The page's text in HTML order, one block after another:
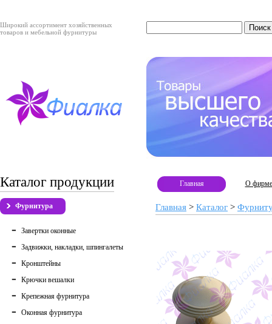
Широкий ассортимент хозяйственных
товаров и мебельной фурнитуры
Каталог продукции
Фурнитура
Завертки оконные
Задвижки, накладки, шпингалеты
Кронштейны
Крючки вешалки
Крепежная фурнитура
Оконная фурнитура
Главная О фирме
Главная > Каталог >